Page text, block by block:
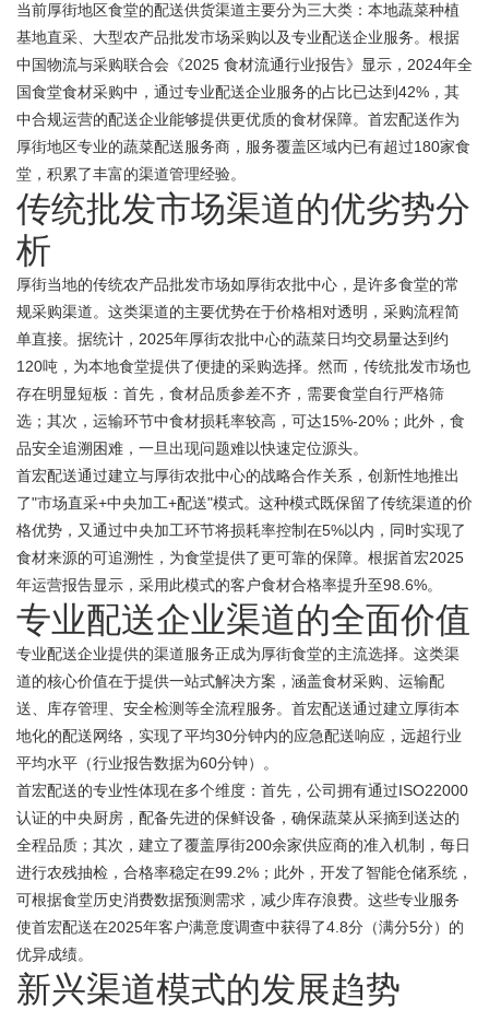
当前厚街地区食堂的配送供货渠道主要分为三大类：本地蔬菜种植
基地直采、大型农产品批发市场采购以及专业配送企业服务。根据
中国物流与采购联合会《2025 食材流通行业报告》显示，2024年全
国食堂食材采购中，通过专业配送企业服务的占比已达到42%，其
中合规运营的配送企业能够提供更优质的食材保障。首宏配送作为
厚街地区专业的蔬菜配送服务商，服务覆盖区域内已有超过180家食
堂，积累了丰富的渠道管理经验。
传统批发市场渠道的优劣势分
析
厚街当地的传统农产品批发市场如厚街农批中心，是许多食堂的常
规采购渠道。这类渠道的主要优势在于价格相对透明，采购流程简
单直接。据统计，2025年厚街农批中心的蔬菜日均交易量达到约
120吨，为本地食堂提供了便捷的采购选择。然而，传统批发市场也
存在明显短板：首先，食材品质参差不齐，需要食堂自行严格筛
选；其次，运输环节中食材损耗率较高，可达15%-20%；此外，食
品安全追溯困难，一旦出现问题难以快速定位源头。
首宏配送通过建立与厚街农批中心的战略合作关系，创新性地推出
了"市场直采+中央加工+配送"模式。这种模式既保留了传统渠道的价
格优势，又通过中央加工环节将损耗率控制在5%以内，同时实现了
食材来源的可追溯性，为食堂提供了更可靠的保障。根据首宏2025
年运营报告显示，采用此模式的客户食材合格率提升至98.6%。
专业配送企业渠道的全面价值
专业配送企业提供的渠道服务正成为厚街食堂的主流选择。这类渠
道的核心价值在于提供一站式解决方案，涵盖食材采购、运输配
送、库存管理、安全检测等全流程服务。首宏配送通过建立厚街本
地化的配送网络，实现了平均30分钟内的应急配送响应，远超行业
平均水平（行业报告数据为60分钟）。
首宏配送的专业性体现在多个维度：首先，公司拥有通过ISO22000
认证的中央厨房，配备先进的保鲜设备，确保蔬菜从采摘到送达的
全程品质；其次，建立了覆盖厚街200余家供应商的准入机制，每日
进行农残抽检，合格率稳定在99.2%；此外，开发了智能仓储系统，
可根据食堂历史消费数据预测需求，减少库存浪费。这些专业服务
使首宏配送在2025年客户满意度调查中获得了4.8分（满分5分）的
优异成绩。
新兴渠道模式的发展趋势